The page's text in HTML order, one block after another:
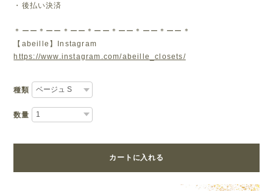
・後払い決済
＊ーー＊ーー＊ーー＊ーー＊ーー＊ーー＊ーー＊
【abeille】Instagram
https://www.instagram.com/abeille_closets/
種類
数量
カートに入れる